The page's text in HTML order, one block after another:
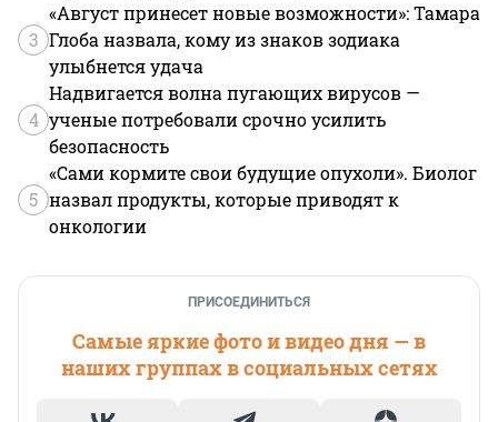
3
«Август принесет новые возможности»: Тамара
Глоба назвала, кому из знаков зодиака
улыбнется удача
4
Надвигается волна пугающих вирусов —
ученые потребовали срочно усилить
безопасность
5
«Сами кормите свои будущие опухоли». Биолог
назвал продукты, которые приводят к
онкологии
ПРИСОЕДИНИТЬСЯ
Самые яркие фото и видео дня — в
наших группах в социальных сетях